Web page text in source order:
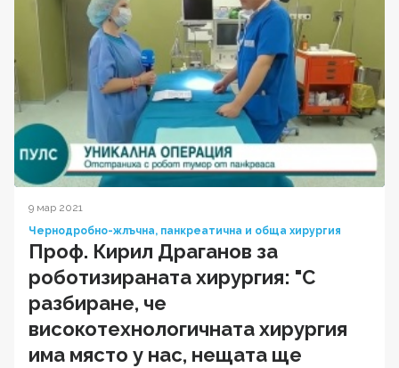
9 мар 2021
Чернодробно-жлъчна, панкреатична и обща хирургия
Проф. Кирил Драганов за
роботизираната хирургия: "С
разбиране, че
високотехнологичната хирургия
има място у нас, нещата ще